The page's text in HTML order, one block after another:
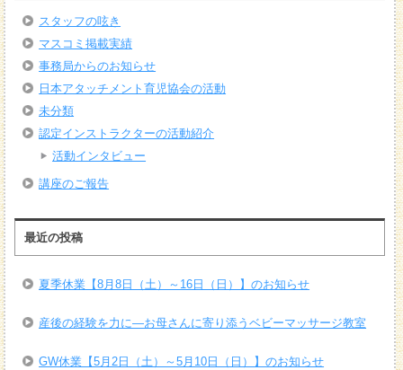
スタッフの呟き
マスコミ掲載実績
事務局からのお知らせ
日本アタッチメント育児協会の活動
未分類
認定インストラクターの活動紹介
活動インタビュー
講座のご報告
最近の投稿
夏季休業【8月8日（土）～16日（日）】のお知らせ
産後の経験を力に―お母さんに寄り添うベビーマッサージ教室
GW休業【5月2日（土）～5月10日（日）】のお知らせ